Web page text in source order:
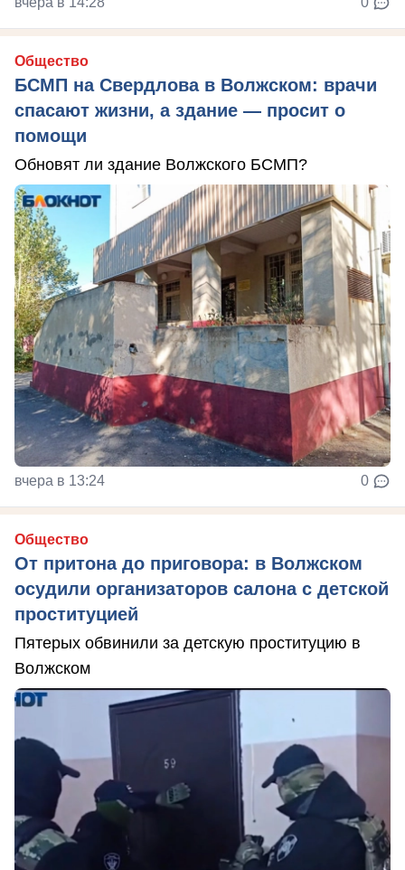
Общество
БСМП на Свердлова в Волжском: врачи
спасают жизни, а здание — просит о
помощи
Обновят ли здание Волжского БСМП?
вчера в 13:24 0
Общество
От притона до приговора: в Волжском
осудили организаторов салона с детской
проституцией
Пятерых обвинили за детскую проституцию в
Волжском